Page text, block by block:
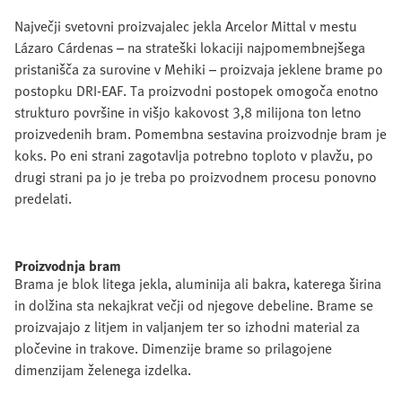
Največji svetovni proizvajalec jekla Arcelor Mittal v mestu
Lázaro Cárdenas – na strateški lokaciji najpomembnejšega
pristanišča za surovine v Mehiki – proizvaja jeklene brame po
postopku DRI-EAF. Ta proizvodni postopek omogoča enotno
strukturo površine in višjo kakovost 3,8 milijona ton letno
proizvedenih bram. Pomembna sestavina proizvodnje bram je
koks. Po eni strani zagotavlja potrebno toploto v plavžu, po
drugi strani pa jo je treba po proizvodnem procesu ponovno
predelati.
Proizvodnja bram
Brama je blok litega jekla, aluminija ali bakra, katerega širina
in dolžina sta nekajkrat večji od njegove debeline. Brame se
proizvajajo z litjem in valjanjem ter so izhodni material za
pločevine in trakove. Dimenzije brame so prilagojene
dimenzijam želenega izdelka.